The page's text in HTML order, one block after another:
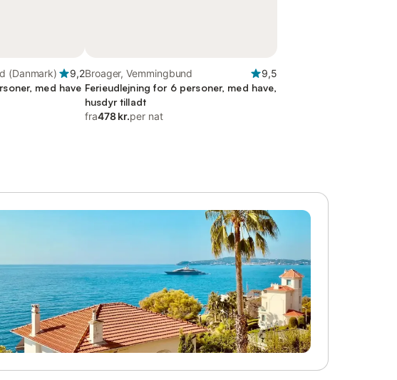
(Danmark)
9,2
med have
Broager, Vemmingbund
9,5
Ferieudlejning for 6 personer, med have,
husdyr tilladt
fra478 kr.per nat